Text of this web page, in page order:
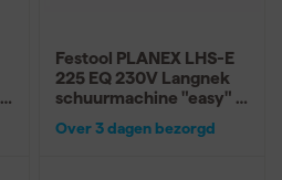
Festool PLANEX LHS-E
225 EQ 230V Langnek
schuurmachine "easy" -
Over 3 dagen bezorgd